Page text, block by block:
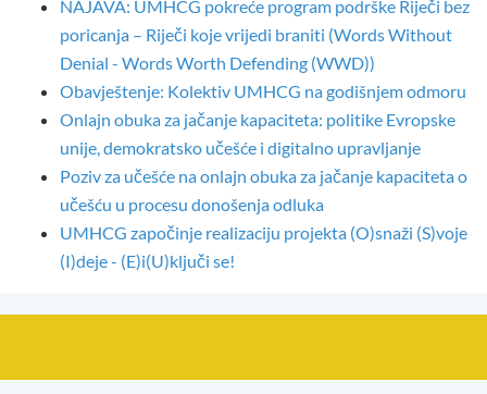
NAJAVA: UMHCG pokreće program podrške Riječi bez
poricanja – Riječi koje vrijedi braniti (Words Without
Denial - Words Worth Defending (WWD))
Obavještenje: Kolektiv UMHCG na godišnjem odmoru
Onlajn obuka za jačanje kapaciteta: politike Evropske
unije, demokratsko učešće i digitalno upravljanje
Poziv za učešće na onlajn obuka za jačanje kapaciteta o
učešću u procesu donošenja odluka
UMHCG započinje realizaciju projekta (O)snaži (S)voje
(I)deje - (E)i(U)ključi se!